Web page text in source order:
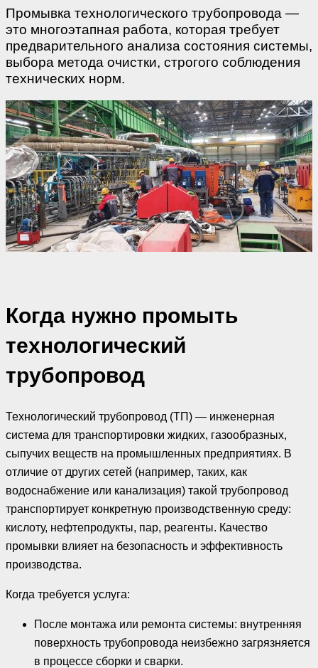
Промывка технологического трубопровода —
это многоэтапная работа, которая требует
предварительного анализа состояния системы,
выбора метода очистки, строгого соблюдения
технических норм.
Когда нужно промыть
технологический
трубопровод
Технологический трубопровод (ТП) — инженерная
система для транспортировки жидких, газообразных,
сыпучих веществ на промышленных предприятиях. В
отличие от других сетей (например, таких, как
водоснабжение или канализация) такой трубопровод
транспортирует конкретную производственную среду:
кислоту, нефтепродукты, пар, реагенты. Качество
промывки влияет на безопасность и эффективность
производства.
Когда требуется услуга:
После монтажа или ремонта системы: внутренняя
поверхность трубопровода неизбежно загрязняется
в процессе сборки и сварки.